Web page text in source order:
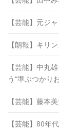
【芸能】元ジ
【朗報】キリ
【芸能】中丸
う“準ぶつかり
【芸能】藤本
【芸能】80年